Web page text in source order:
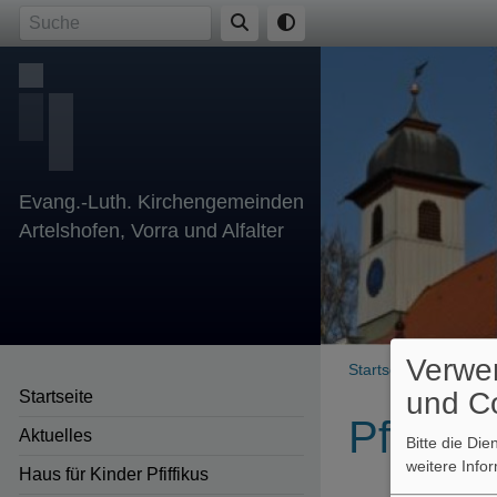
Direkt
zum
Inhalt
Evang.-Luth. Kirchengemeinden
Artelshofen, Vorra und Alfalter
Startseite
Aktuelles
Haus für Kinder Pfiffikus
Startseite Unsere
Pfarrer
und
Bitte die
weitere